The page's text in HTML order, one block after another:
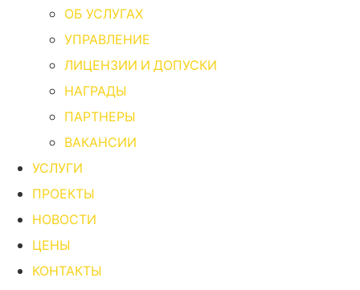
ОБ УСЛУГАХ
УПРАВЛЕНИЕ
ЛИЦЕНЗИИ И ДОПУСКИ
НАГРАДЫ
ПАРТНЕРЫ
ВАКАНСИИ
УСЛУГИ
ПРОЕКТЫ
НОВОСТИ
ЦЕНЫ
КОНТАКТЫ